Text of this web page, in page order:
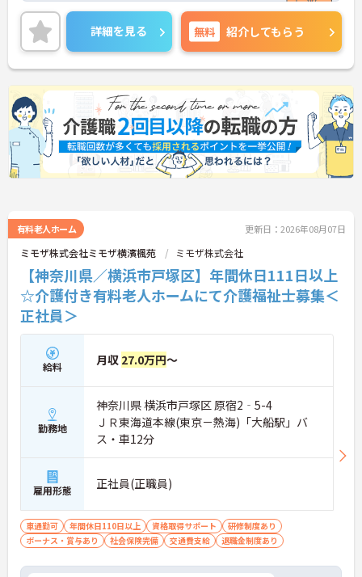
ご興味ある方には、面接のポイントなど、さらに詳
細をお話致しますのでお気軽にご相談ください。
詳細を見る 無料 紹介してもらう
有料老人ホーム 更新日：2026年08月07日
ミモザ株式会社ミモザ横濱楓苑 ミモザ株式会社
【神奈川県／横浜市戸塚区】年間休日111日以上
☆介護付き有料老人ホームにて介護福祉士募集＜
正社員＞
給料 月収 27.0万円～
勤務地
神奈川県 横浜市戸塚区 原宿2‐5-4
ＪＲ東海道本線(東京－熱海)「大船駅」バ
ス・車12分
雇用形態 正社員(正職員)
車通勤可 年間休日110日以上 資格取得サポート
研修制度あり
ボーナス・賞与あり
社会保険完備 交通費支給 退職金制度あり